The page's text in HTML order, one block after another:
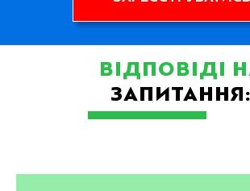
ВІДПОВІДІ
ЗАПИТАННЯ: